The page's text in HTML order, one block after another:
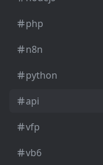
php
n8n
python
api
vfp
vb6